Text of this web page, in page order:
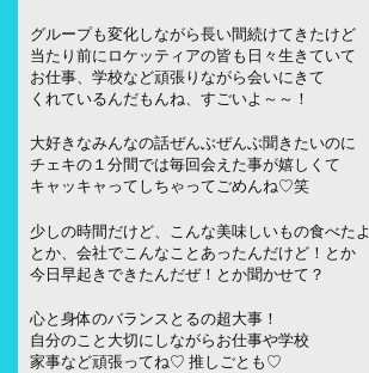
グループも変化しながら長い間続けてきたけど
当たり前にロケッティアの皆も日々生きていて
お仕事、学校など頑張りながら会いにきて
くれているんだもんね、すごいよ～～！
大好きなみんなの話ぜんぶぜんぶ聞きたいのに
チェキの１分間では毎回会えた事が嬉しくて
キャッキャってしちゃってごめんね♡笑
少しの時間だけど、こんな美味しいもの食べたよ
とか、会社でこんなことあったんだけど！とか
今日早起きできたんだぜ！とか聞かせて？
心と身体のバランスとるの超大事！
自分のこと大切にしながらお仕事や学校
家事など頑張ってね♡ 推しごとも♡